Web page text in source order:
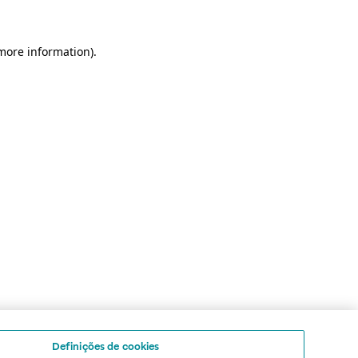
information).
Definições de cookies